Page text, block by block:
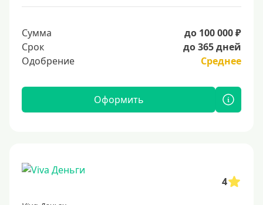
Сумма
до 100 000 ₽
Срок
до 365 дней
Одобрение
Среднее
Оформить
4